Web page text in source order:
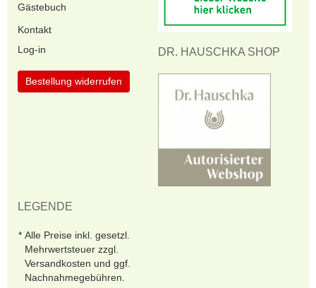
Gästebuch
Kontakt
Log-in
Bestellung widerrufen
DR. HAUSCHKA SHOP
LEGENDE
Alle Preise inkl. gesetzl.
Mehrwertsteuer zzgl.
Versandkosten und ggf.
Nachnahmegebühren.